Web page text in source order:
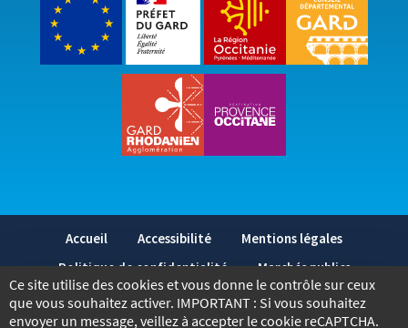
Ce site utilise des cookies et vous donne le contrôle sur ceux
que vous souhaitez activer. IMPORTANT : Si vous souhaitez
envoyer un message, veillez à accepter le cookie reCAPTCHA.
2026- Tous droits réservés - Bagnols-sur-Cèze
Réalisé par © Voix-Off Communication
Accueil Accessibilité
Mentions légales
Politique de confidentialité
Marchés publics